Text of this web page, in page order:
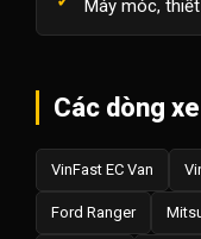
Máy móc,
Các dòng
VinFast EC Van
Ford Ranger